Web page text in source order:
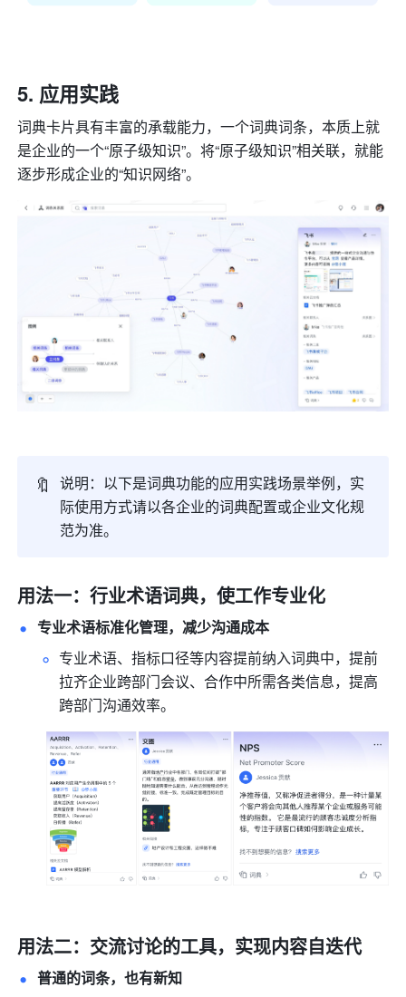
应用实践
词典卡片具有丰富的承载能力，一个词典词条，本质上就
是企业的一个“原子级知识”。将“原子级知识”相关联，就能
逐步形成企业的“知识网络”。
🔖
说明：以下是词典功能的应用实践场景举例，实
际使用方式请以各企业的词典配置或企业文化规
范为准。
用法一：行业术语词典，使工作专业化
专业术语标准化管理，减少沟通成本
专业术语、指标口径等内容提前纳入词典中，提前
拉齐企业跨部门会议、合作中所需各类信息，提高
跨部门沟通效率。
用法二：交流讨论的工具，实现内容自迭代
普通的词条，也有新知